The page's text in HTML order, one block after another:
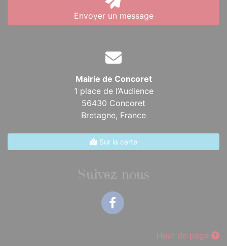
Envoyer un message
Mairie de Concoret
1 place de l’Audience
56430 Concoret
Bretagne, France
Sur la carte
Suivez-nous
Haut de page